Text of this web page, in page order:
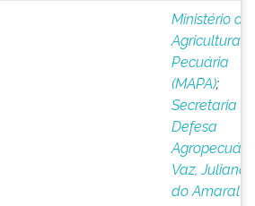
Ministério da
Agricultura e
Pecuária
(MAPA);
Secretaria
Defesa
Vaz, Juliana
do Amaral